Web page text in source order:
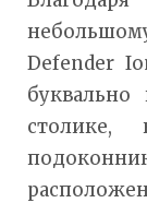
Defender